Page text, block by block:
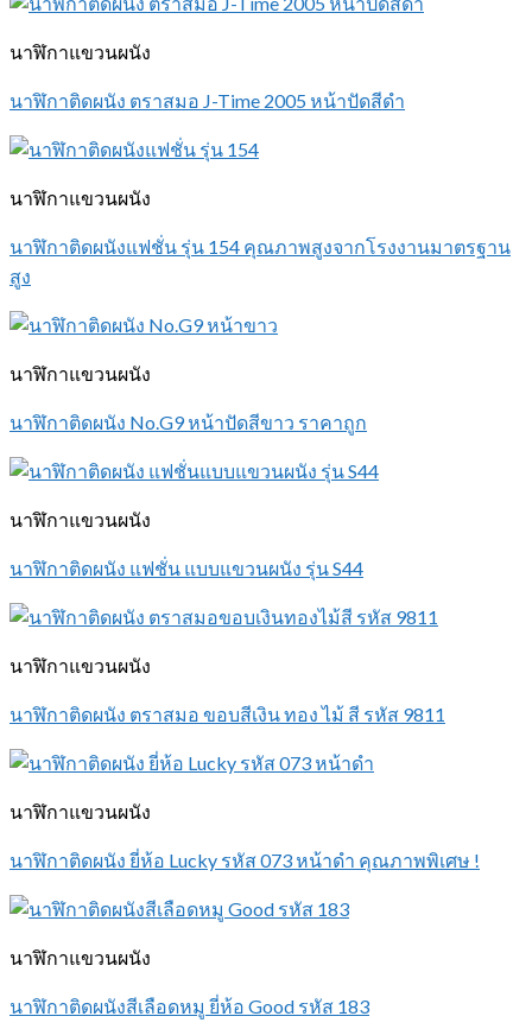
นาฬิกาแขวนผนัง
นาฬิกาติดผนัง ตราสมอ J-Time 2005 หน้าปัดสีดำ
นาฬิกาแขวนผนัง
นาฬิกาติดผนังแฟชั่น รุ่น 154 คุณภาพสูงจากโรงงานมาตรฐาน
สูง
นาฬิกาแขวนผนัง
นาฬิกาติดผนัง No.G9 หน้าปัดสีขาว ราคาถูก
นาฬิกาแขวนผนัง
นาฬิกาติดผนัง แฟชั่น แบบแขวนผนัง รุ่น S44
นาฬิกาแขวนผนัง
นาฬิกาติดผนัง ตราสมอ ขอบสีเงิน ทอง ไม้ สี รหัส 9811
นาฬิกาแขวนผนัง
นาฬิกาติดผนัง ยี่ห้อ Lucky รหัส 073 หน้าดำ คุณภาพพิเศษ !
นาฬิกาแขวนผนัง
นาฬิกาติดผนังสีเลือดหมู ยี่ห้อ Good รหัส 183